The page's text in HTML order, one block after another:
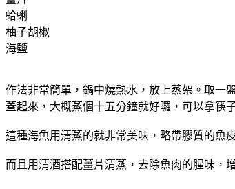
蛤蜊
柚子胡椒
海鹽
作法非常簡單，鍋中燒熱水，放上蒸架。取一
蓋起來，大概蒸個十五分鐘就好囉，可以拿筷
這種海魚用清蒸的就非常美味，略帶膠質的魚
而且用清酒搭配薑片清蒸，去除魚肉的腥味，